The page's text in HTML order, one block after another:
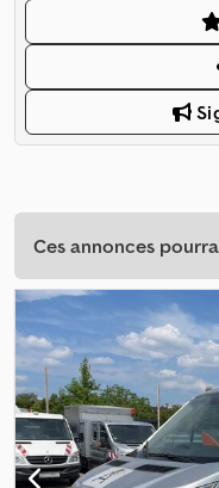
Ces annonces